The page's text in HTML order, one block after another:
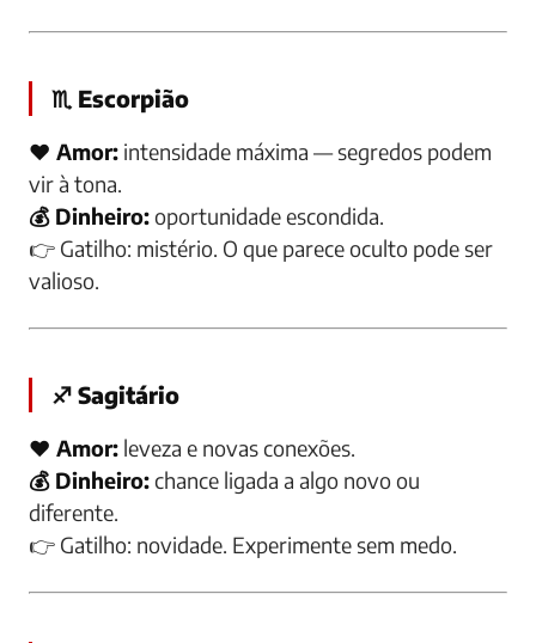
♏ Escorpião
❤️ Amor: intensidade máxima — segredos podem
vir à tona.
💰 Dinheiro:oportunidade escondida.
👉 Gatilho: mistério. O que parece oculto pode ser
valioso.
♐ Sagitário
❤️ Amor: leveza e novas conexões.
💰 Dinheiro:chance ligada a algo novo ou
diferente.
👉 Gatilho: novidade. Experimente sem medo.